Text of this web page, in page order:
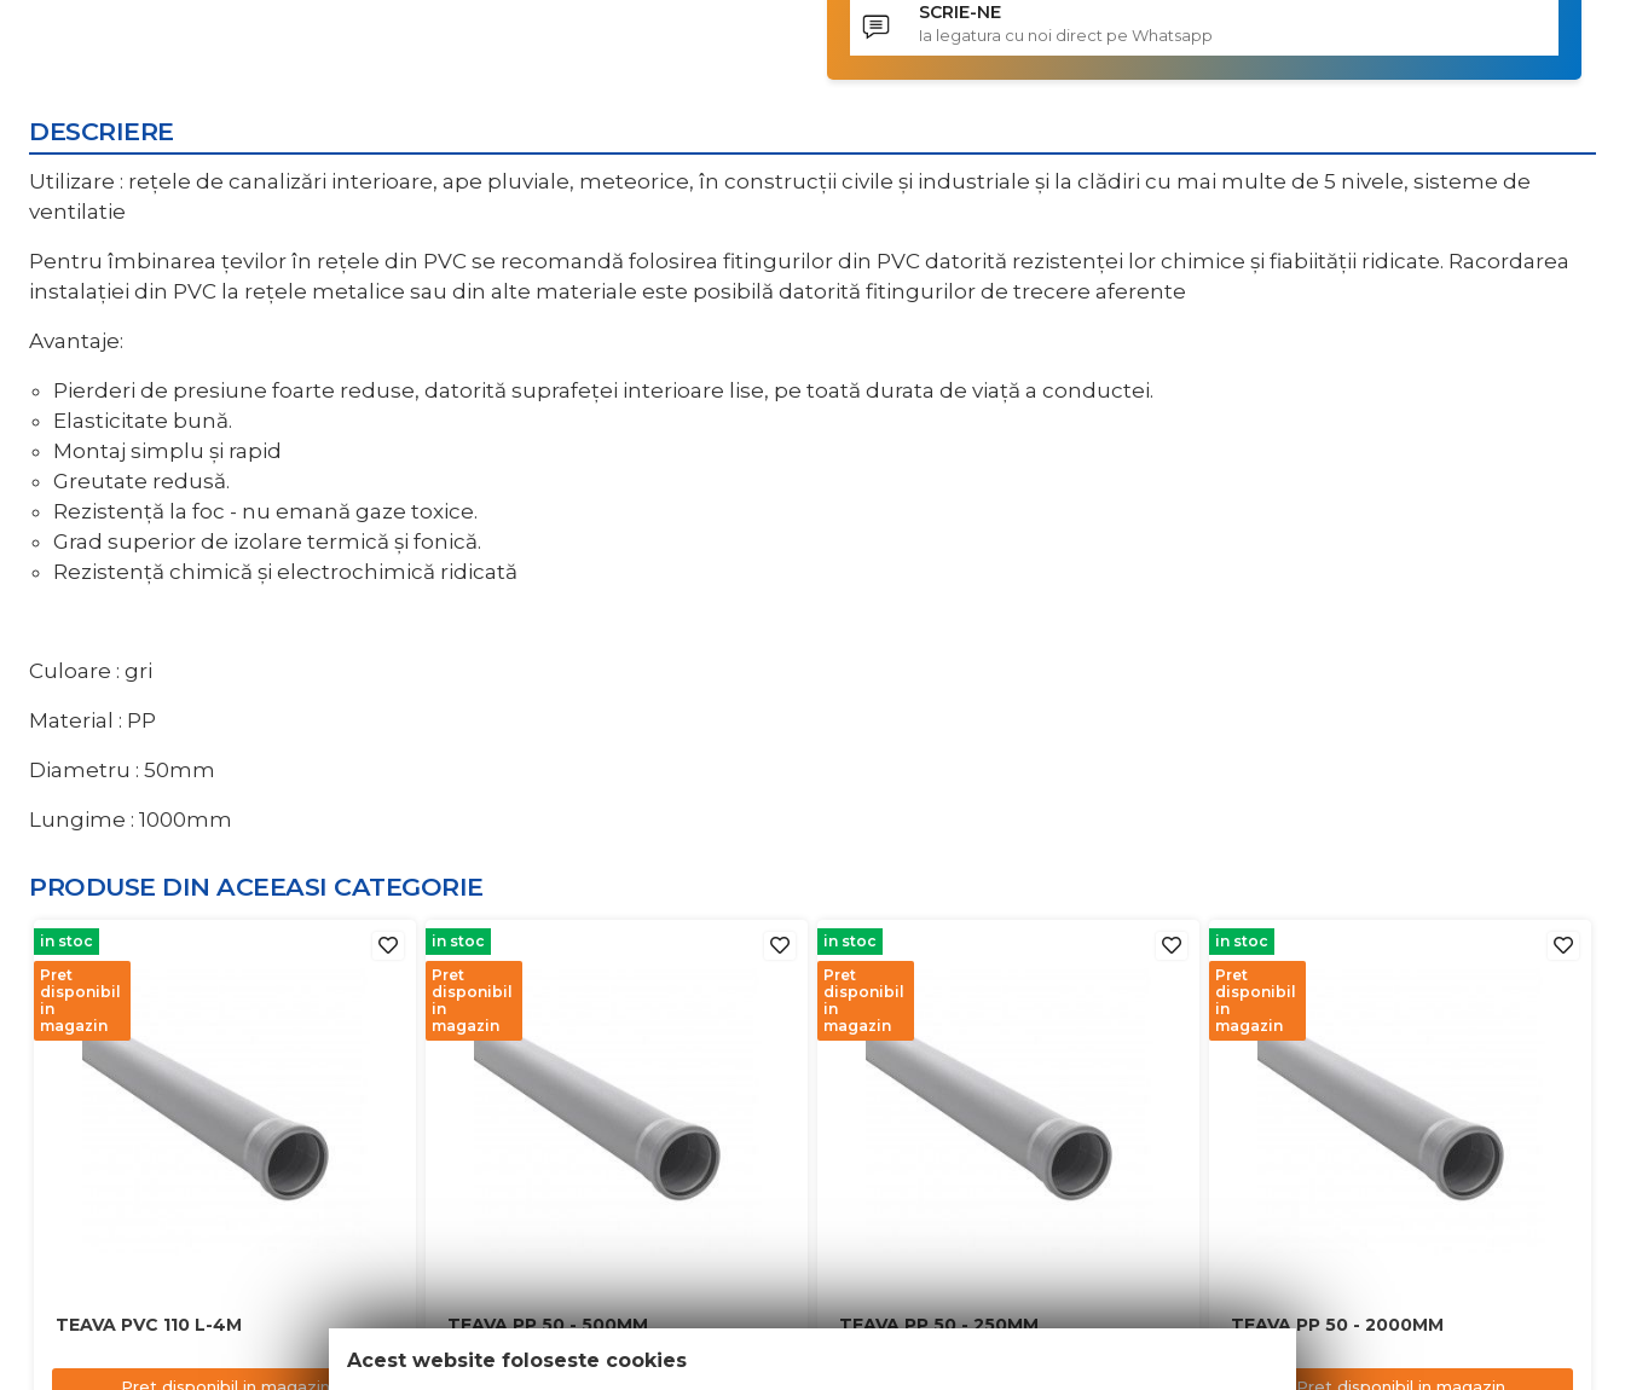
SCRIE-NE
Ia legatura cu noi direct pe Whatsapp
DESCRIERE
Utilizare : rețele de canalizări interioare, ape pluviale, meteorice, în construcții civile și industriale și la clădiri cu mai multe de 5 nivele, sisteme de
ventilatie
Pentru îmbinarea țevilor în rețele din PVC se recomandă folosirea fitingurilor din PVC datorită rezistenței lor chimice și fiabiității ridicate. Racordarea
instalației din PVC la rețele metalice sau din alte materiale este posibilă datorită fitingurilor de trecere aferente
Avantaje:
Pierderi de presiune foarte reduse, datorită suprafeței interioare lise, pe toată durata de viață a conductei.
Elasticitate bună.
Montaj simplu și rapid
Greutate redusă.
Rezistență la foc - nu emană gaze toxice.
Grad superior de izolare termică și fonică.
Rezistență chimică și electrochimică ridicată
Culoare : gri
Material : PP
Diametru : 50mm
Lungime : 1000mm
PRODUSE DIN ACEEASI CATEGORIE
in stoc
Pret
disponibil
in
magazin
TEAVA PVC 110 L-4M
Pret disponibil in magazin
in stoc
Pret
disponibil
in
magazin
TEAVA PP 50 - 500MM
in stoc
Pret
disponibil
in
magazin
TEAVA PP 50 - 250MM
in stoc
Pret
disponibil
in
magazin
TEAVA PP 50 - 2000MM
Pret disponibil in magazin
Acest website foloseste cookies